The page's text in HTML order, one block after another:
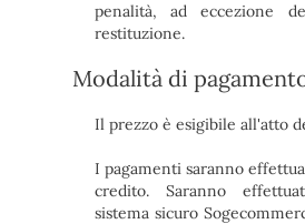
penalità, ad eccezione
restituzione.
Modalità di
Il prezzo è esigibile all'atto
I pagamenti saranno
credito. Saranno
sistema sicuro